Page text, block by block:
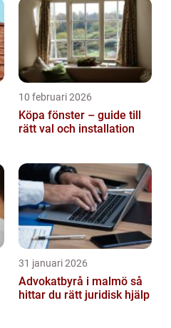
10 februari 2026
Köpa fönster – guide till
rätt val och installation
31 januari 2026
Advokatbyrå i malmö så
hittar du rätt juridisk hjälp